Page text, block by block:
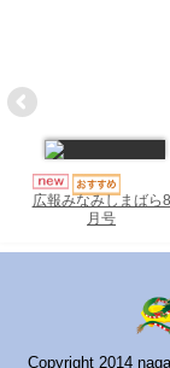
広報みなみしまばら8
月号
Copyright 2014
はさみebooks
ながさき市
さいかいイー
長崎MICE観